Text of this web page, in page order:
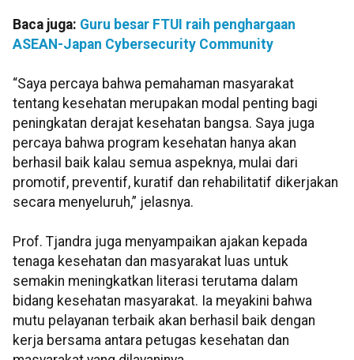
Baca juga: Guru besar FTUI raih penghargaan
ASEAN-Japan Cybersecurity Community
“Saya percaya bahwa pemahaman masyarakat
tentang kesehatan merupakan modal penting bagi
peningkatan derajat kesehatan bangsa. Saya juga
percaya bahwa program kesehatan hanya akan
berhasil baik kalau semua aspeknya, mulai dari
promotif, preventif, kuratif dan rehabilitatif dikerjakan
secara menyeluruh,” jelasnya.
Prof. Tjandra juga menyampaikan ajakan kepada
tenaga kesehatan dan masyarakat luas untuk
semakin meningkatkan literasi terutama dalam
bidang kesehatan masyarakat. Ia meyakini bahwa
mutu pelayanan terbaik akan berhasil baik dengan
kerja bersama antara petugas kesehatan dan